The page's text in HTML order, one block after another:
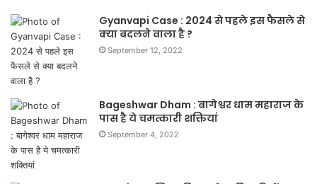
Gyanvapi Case : 2024 से पहले इस फैसले से
क्या बदलने वाला है ?
September 12, 2022
Bageshwar Dham : बागेश्वर धाम महाराज के
पास है ये चमत्कारी शक्तियां
September 4, 2022